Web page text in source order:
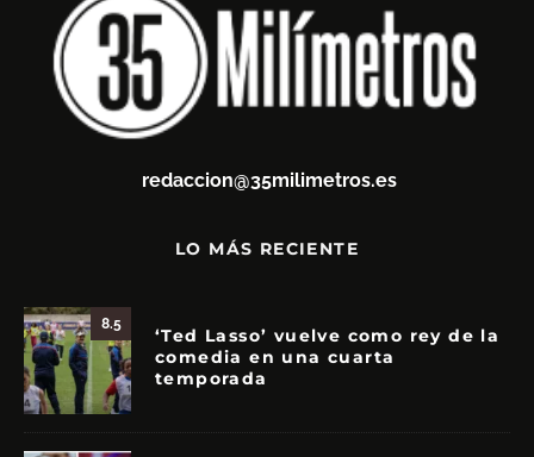
redaccion@35milimetros.es
LO MÁS RECIENTE
8.5
‘Ted Lasso’ vuelve como rey de la
comedia en una cuarta
temporada